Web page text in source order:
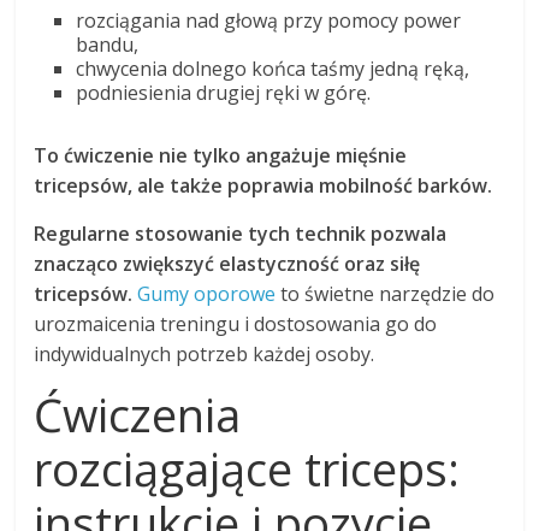
rozciągania nad głową przy pomocy power
bandu,
chwycenia dolnego końca taśmy jedną ręką,
podniesienia drugiej ręki w górę.
To ćwiczenie nie tylko angażuje mięśnie
tricepsów, ale także poprawia mobilność barków.
Regularne stosowanie tych technik pozwala
znacząco zwiększyć elastyczność oraz siłę
tricepsów. Gumy oporowe to świetne narzędzie do
urozmaicenia treningu i dostosowania go do
indywidualnych potrzeb każdej osoby.
Ćwiczenia
rozciągające triceps: